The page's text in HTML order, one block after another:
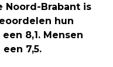
Noord-Brabant is
hun
8,1. Mensen
7,5.